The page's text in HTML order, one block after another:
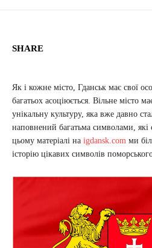
SHARE
Як і кожне місто, Гданськ має свої
багатьох асоціюється. Вільне місто
унікальну культуру, яка вже давно
наповнений багатьма символами,
цьому матеріалі на igdansk.com ми
історію цікавих символів